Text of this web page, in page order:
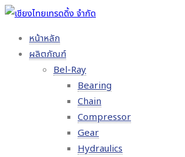
หน้าหลัก
ผลิตภัณฑ์
Bel-Ray
Bearing
Chain
Compressor
Gear
Hydraulics